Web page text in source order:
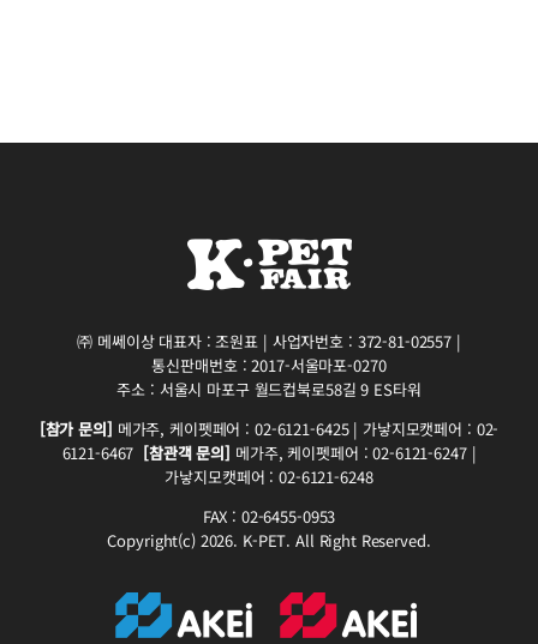
㈜ 메쎄이상 대표자 : 조원표 | 사업자번호 : 372-81-02557 |
통신판매번호 : 2017-서울마포-0270
주소 : 서울시 마포구 월드컵북로58길 9 ES타워
[참가 문의] 메가주, 케이펫페어 : 02-6121-6425 | 가낳지모캣페어 : 02-
6121-6467 [참관객 문의] 메가주, 케이펫페어 : 02-6121-6247 |
가낳지모캣페어 : 02-6121-6248
FAX : 02-6455-0953
Copyright(c) 2026. K-PET. All Right Reserved.